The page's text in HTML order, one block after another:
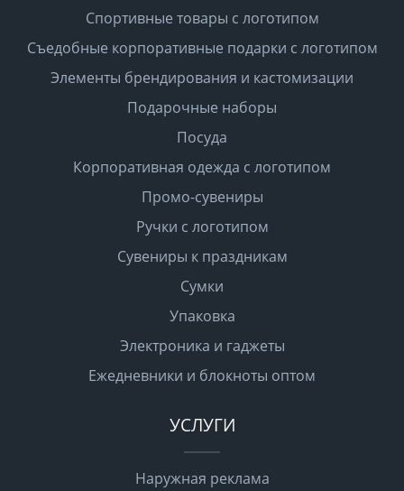
Спортивные товары с логотипом
Съедобные корпоративные подарки с логотипом
Элементы брендирования и кастомизации
Подарочные наборы
Посуда
Корпоративная одежда с логотипом
Промо-сувениры
Ручки с логотипом
Сувениры к праздникам
Сумки
Упаковка
Электроника и гаджеты
Ежедневники и блокноты оптом
УСЛУГИ
Наружная реклама